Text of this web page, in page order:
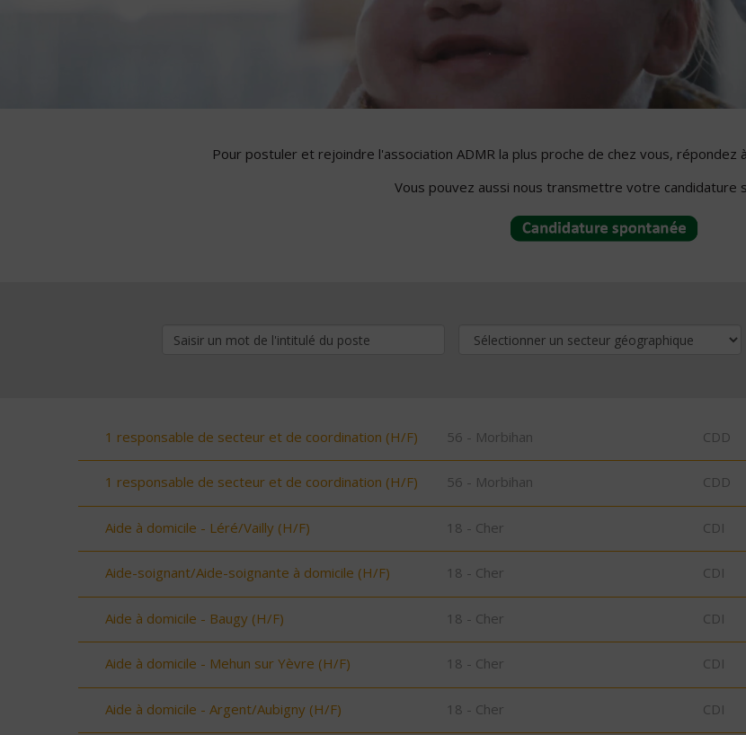
Pour postuler et rejoindre l'association ADMR la plus proche de chez vous, répondez
Vous pouvez aussi nous transmettre votre candidature
1 responsable de secteur et de coordination (H/F) 56 - Morbihan CDD
1 responsable de secteur et de coordination (H/F) 56 - Morbihan CDD
Aide à domicile - Léré/Vailly (H/F) 18 - Cher CDI
Aide-soignant/Aide-soignante à domicile (H/F) 18 - Cher CDI
Aide à domicile - Baugy (H/F) 18 - Cher CDI
Aide à domicile - Mehun sur Yèvre (H/F) 18 - Cher CDI
Aide à domicile - Argent/Aubigny (H/F) 18 - Cher CDI